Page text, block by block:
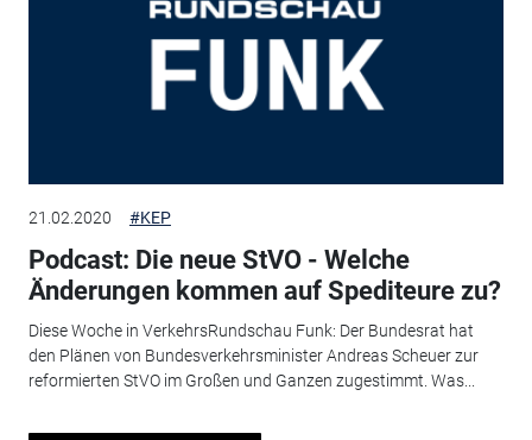
21.02.2020 #KEP
Podcast: Die neue StVO - Welche
Änderungen kommen auf Spediteure zu?
Diese Woche in VerkehrsRundschau Funk: Der Bundesrat hat
den Plänen von Bundesverkehrsminister Andreas Scheuer zur
reformierten StVO im Großen und Ganzen zugestimmt. Was...